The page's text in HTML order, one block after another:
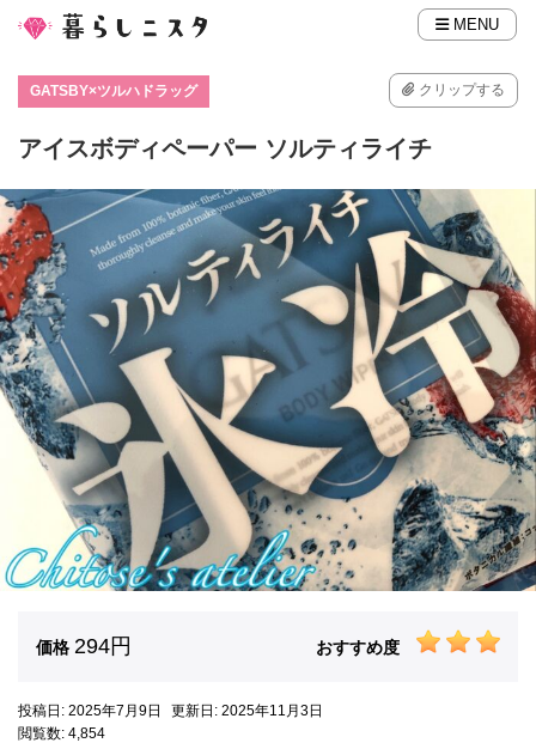
MENU
GATSBY×ツルハドラッグ クリップする
アイスボディペーパー ソルティライチ
価格 294円 おすすめ度
投稿日: 2025年7月9日
更新日: 2025年11月3日
閲覧数: 4,854